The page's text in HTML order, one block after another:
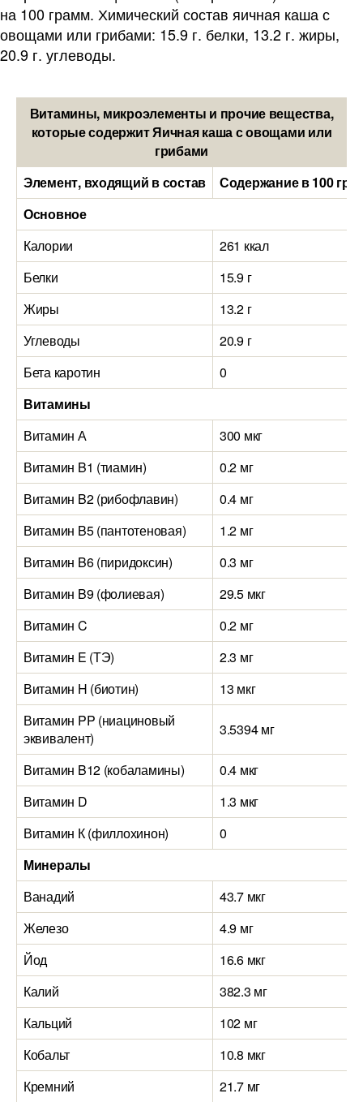
на 100 грамм. Химический состав яичная каша с
овощами или грибами: 15.9 г. белки, 13.2 г. жиры,
20.9 г. углеводы.
Витамины, микроэлементы и прочие вещества,
которые содержит Яичная каша с овощами или
грибами
Элемент, входящий в состав
Содержание в 100
Основное
Калории
261 ккал
Белки
15.9 г
Жиры
13.2 г
Углеводы
20.9 г
Бета каротин
0
Витамины
Витамин А
300 мкг
Витамин B1 (тиамин)
0.2 мг
Витамин B2 (рибофлавин)
0.4 мг
Витамин B5 (пантотеновая)
1.2 мг
Витамин B6 (пиридоксин)
0.3 мг
Витамин B9 (фолиевая)
29.5 мкг
Витамин C
0.2 мг
Витамин E (ТЭ)
2.3 мг
Витамин H (биотин)
13 мкг
Витамин PP (ниациновый
эквивалент)
3.5394 мг
Витамин B12 (кобаламины)
0.4 мкг
Витамин D
1.3 мкг
Витамин К (филлохинон)
0
Минералы
Ванадий
43.7 мкг
Железо
4.9 мг
Йод
16.6 мкг
Калий
382.3 мг
Кальций
102 мг
Кобальт
10.8 мкг
Кремний
21.7 мг